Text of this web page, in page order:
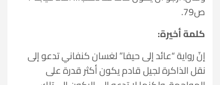
ص79.
كلمة أخيرة:
إنّ رواية “عائد إلى حيفا” لغسان كنفاني تدعو إلى
نقل الذاكرة لجيل قادم يكون أكثر قدرة على